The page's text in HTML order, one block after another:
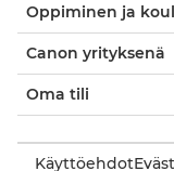
Oppiminen ja
Canon yrityksenä
Oma tili
Käyttöehdot